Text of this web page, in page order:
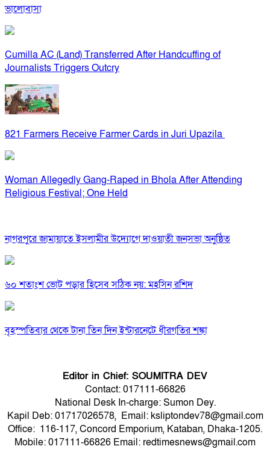
ভালোবাসা
Cumilla AC (Land) Transferred After Handcuffing of
Journalists Triggers Outcry
821 Farmers Receive Farmer Cards in Juri Upazila
Woman Allegedly Gang-Raped in Bhola After Attending
Religious Festival; One Held
নাগরপুরে জামায়াতে ইসলামীর উদ্যোগে দাওয়াতী জনসভা অনুষ্ঠিত
৬০ শতাংশ ভোট পড়ার হিসেব সঠিক নয়: মহসিন রশিদ
বৃহস্পতিবার থেকে টানা তিন দিন ইন্টারনেটে ধীরগতির শঙ্কা
Editor in Chief: SOUMITRA DEV
Contact: 017111-66826
National Desk In-charge: Sumon Dey.
Kapil Deb: 01717026578, Email: ksliptondev78@gmail.com
Office: 116-117, Concord Emporium, Kataban, Dhaka-1205.
Mobile: 017111-66826 Email: redtimesnews@gmail.com